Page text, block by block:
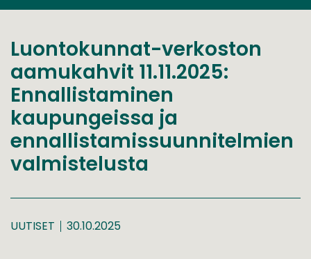
Luontokunnat-verkoston
aamukahvit 11.11.2025:
Ennallistaminen
kaupungeissa ja
ennallistamissuunnitelmien
valmistelusta
UUTISET 30.10.2025